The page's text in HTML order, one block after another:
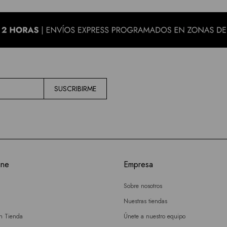
SUSCRIBIRME
Tienda
Empresa
Sobre nosotros
Nuestras tiendas
Únete a nuestro equipo